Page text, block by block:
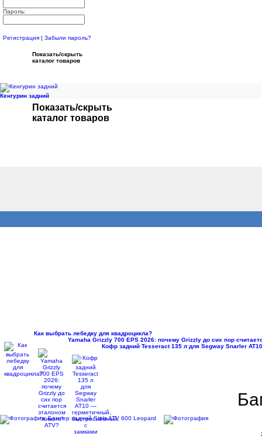
Пароль:
Регистрация
Забыли пароль?
Показать/скрыть
каталог товаров
Кенгурин задний
Показать/скрыть
каталог товаров
Как выбрать лебедку для квадроцикла?
Yamaha Grizzly 700 EPS 2026: почему Grizzly до сих пор
Кофр задний Tesseract 135 л для Segway Snarler